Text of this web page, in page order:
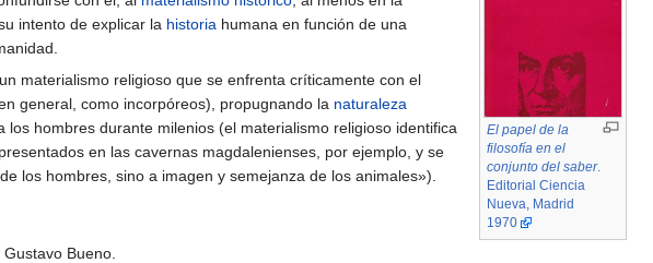
El papel de la
filosofía en el
conjunto del saber.
Editorial Ciencia
Nueva, Madrid
1970
intento de explicar la historia humana en función de una
materialismo religioso que se enfrenta críticamente con el
general, como incorpóreos), propugnando la naturaleza
hombres durante milenios (el materialismo religioso identifica
en las cavernas magdalenienses, por ejemplo, y se
los hombres, sino a imagen y semejanza de los animales»).
Bueno.